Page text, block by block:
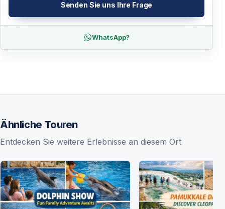
Senden Sie uns Ihre Frage
WhatsApp?
Ähnliche Touren
Entdecken Sie weitere Erlebnisse an diesem Ort